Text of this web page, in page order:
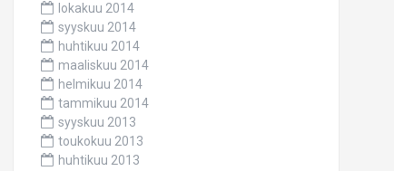
lokakuu 2014
syyskuu 2014
huhtikuu 2014
maaliskuu 2014
helmikuu 2014
tammikuu 2014
syyskuu 2013
toukokuu 2013
huhtikuu 2013